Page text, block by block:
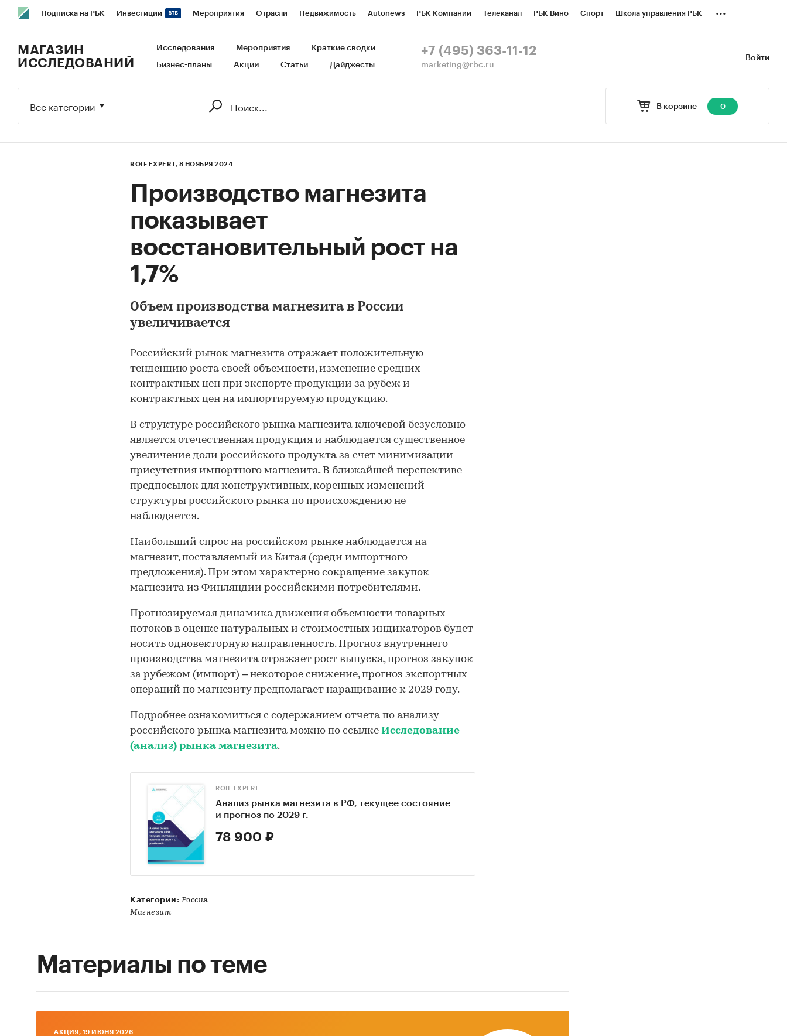
Подписка на РБК Инвестиции Мероприятия Отрасли Недвижимость Autonews РБК Компании Телеканал РБК Вино Спорт Школа управления РБК
Исследования Кредитные рейтинги Франшизы Газета Спецпроекты СПб Конференции СПб Спецпроекты
...
Войти
МАГАЗИН
ИССЛЕДОВАНИЙ
Исследования Мероприятия Краткие сводки
Бизнес-планы Акции Статьи Дайджесты
+7 (495) 363-11-12
marketing@rbc.ru
В корзине 0
Все категории
ROIF EXPERT, 8 НОЯБРЯ 2024
Производство магнезита
показывает
восстановительный рост на
1,7%
Объем производства магнезита в России
увеличивается
Российский рынок магнезита отражает положительную
тенденцию роста своей объемности, изменение средних
контрактных цен при экспорте продукции за рубеж и
контрактных цен на импортируемую продукцию.
В структуре российского рынка магнезита ключевой безусловно
является отечественная продукция и наблюдается существенное
увеличение доли российского продукта за счет минимизации
присутствия импортного магнезита. В ближайшей перспективе
предпосылок для конструктивных, коренных изменений
структуры российского рынка по происхождению не
наблюдается.
Наибольший спрос на российском рынке наблюдается на
магнезит, поставляемый из Китая (среди импортного
предложения). При этом характерно сокращение закупок
магнезита из Финляндии российскими потребителями.
Прогнозируемая динамика движения объемности товарных
потоков в оценке натуральных и стоимостных индикаторов будет
носить одновекторную направленность. Прогноз внутреннего
производства магнезита отражает рост выпуска, прогноз закупок
за рубежом (импорт) – некоторое снижение, прогноз экспортных
операций по магнезиту предполагает наращивание к 2029 году.
Подробнее ознакомиться с содержанием отчета по анализу
российского рынка магнезита можно по ссылке Исследование
(анализ) рынка магнезита.
ROIF EXPERT
Анализ рынка магнезита в РФ, текущее состояние
и прогноз по 2029 г.
78 900 ₽
Категории: Россия
Магнезит
Материалы по теме
AКЦИЯ, 19 ИЮНЯ 2026